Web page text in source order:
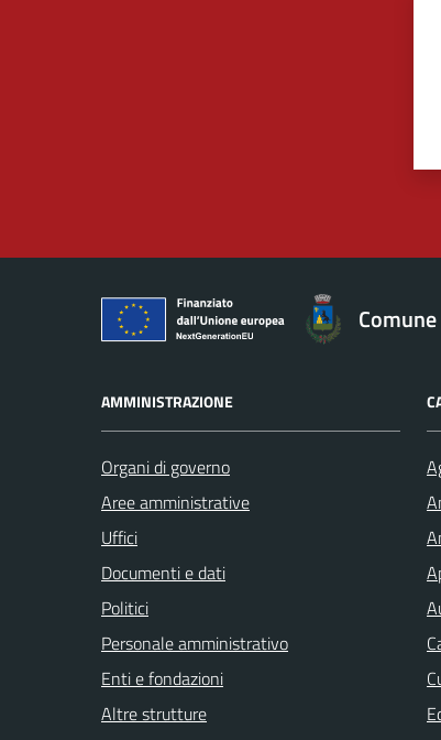
AMMINISTRAZIONE
Organi di governo
Aree amministrative
Uffici
Documenti e dati
Politici
Personale amministrativo
Enti e fondazioni
Altre strutture